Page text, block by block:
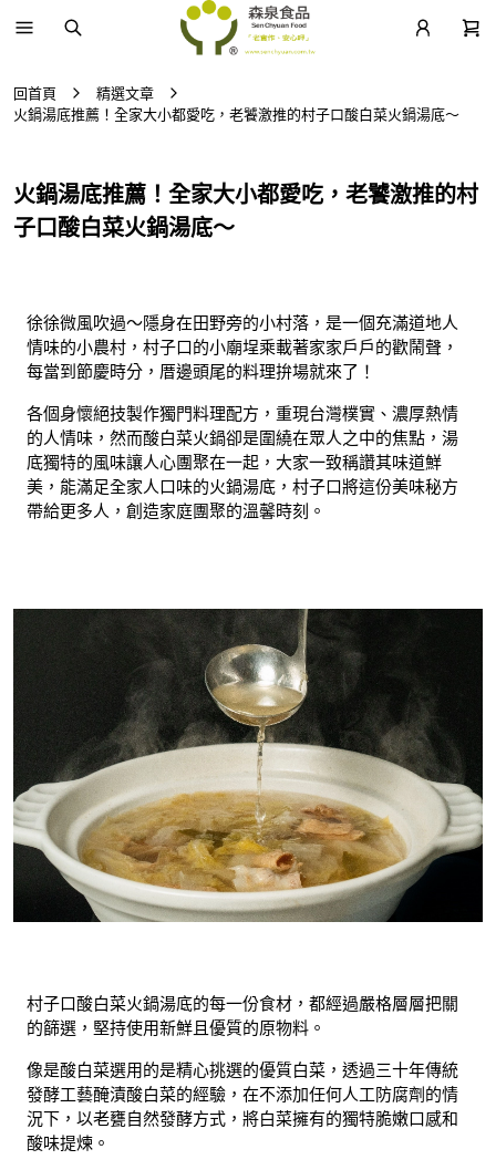
回首頁
精選文章
火鍋湯底推薦！全家大小都愛吃，老饕激推的村子口酸白菜火鍋湯底～
火鍋湯底推薦！全家大小都愛吃，老饕激推的村
子口酸白菜火鍋湯底～
徐徐微風吹過～隱身在田野旁的小村落，是一個充滿道地人
情味的小農村，村子口的小廟埕乘載著家家戶戶的歡鬧聲，
每當到節慶時分，厝邊頭尾的料理拚場就來了！
各個身懷絕技製作獨門料理配方，重現台灣樸實、濃厚熱情
的人情味，然而酸白菜火鍋卻是圍繞在眾人之中的焦點，湯
底獨特的風味讓人心團聚在一起，大家一致稱讚其味道鮮
美，能滿足全家人口味的火鍋湯底，村子口將這份美味秘方
帶給更多人，創造家庭團聚的溫馨時刻。
村子口酸白菜火鍋湯底的每一份食材，都經過嚴格層層把關
的篩選，堅持使用新鮮且優質的原物料。
像是酸白菜選用的是精心挑選的優質白菜，透過三十年傳統
發酵工藝醃漬酸白菜的經驗，在不添加任何人工防腐劑的情
況下，以老甕自然發酵方式，將白菜擁有的獨特脆嫩口感和
酸味提煉。